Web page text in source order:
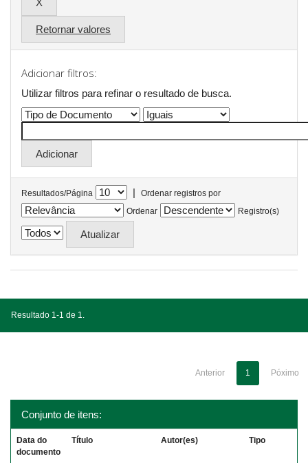
Retornar valores
Adicionar filtros:
Utilizar filtros para refinar o resultado de busca.
Resultados/Página |
Ordenar registros por
Ordenar
Registro(s)
Resultado 1-1 de 1.
Anterior 1 Póximo
Conjunto de itens:
Data do
documento
Título Autor(es) Tipo